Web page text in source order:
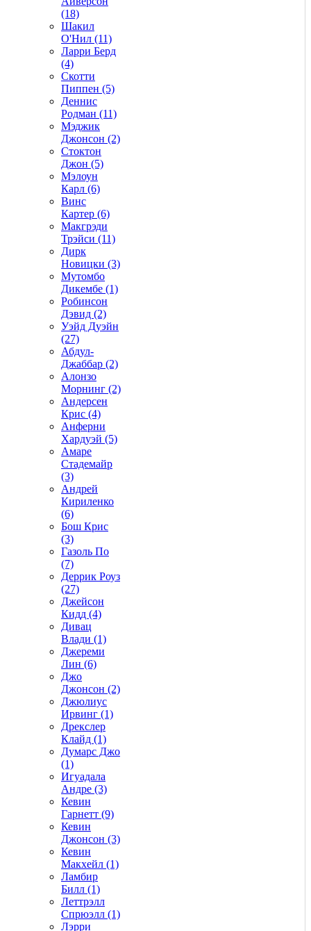
(18)
Шакил
О'Нил (11)
Ларри Берд
(4)
Скотти
Пиппен (5)
Деннис
Родман (11)
Мэджик
Джонсон (2)
Стоктон
Джон (5)
Мэлоун
Карл (6)
Винс
Картер (6)
Макгрэди
Трэйси (11)
Дирк
Новицки (3)
Мутомбо
Дикембе (1)
Робинсон
Дэвид (2)
Уэйд Дуэйн
(27)
Абдул-
Джаббар (2)
Алонзо
Морнинг (2)
Андерсен
Крис (4)
Анферни
Xардуэй (5)
Амаре
Стадемайр
(3)
Андрей
Кириленко
(6)
Бош Крис
(3)
Газоль По
(7)
Деррик Роуз
(27)
Джейсон
Кидд (4)
Дивац
Влади (1)
Джереми
Лин (6)
Джо
Джонсон (2)
Джюлиус
Ирвинг (1)
Дрекслер
Клайд (1)
Думарс Джо
(1)
Игуадала
Андре (3)
Кевин
Гарнетт (9)
Кевин
Джонсон (3)
Кевин
Макхейл (1)
Ламбир
Билл (1)
Леттрэлл
Спрюэлл (1)
Лэрри